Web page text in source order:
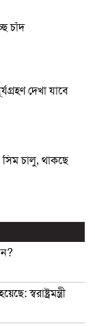
চাঁদ
দেখা যাবে
চালু, থাকছে
স্বরাষ্ট্রমন্ত্রী